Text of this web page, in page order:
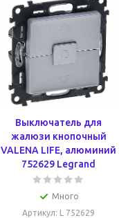
Выключатель для
жалюзи кнопочный
VALENA LIFE, алюминий
752629 Legrand
Много
Артикул: L 752629